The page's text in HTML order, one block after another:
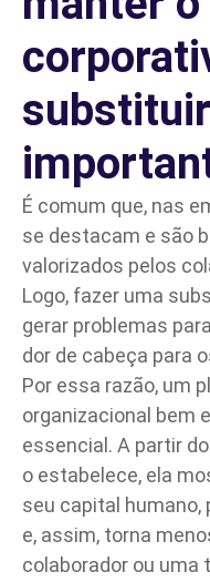
É comum que, nas
se destacam e são
valorizados pelos
Logo, fazer uma
gerar problemas
dor de cabeça para
Por essa razão, um
organizacional bem
essencial. A partir
o estabelece, ela
seu capital humano,
e, assim, torna
colaborador ou uma